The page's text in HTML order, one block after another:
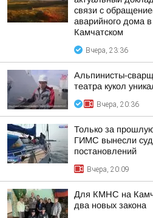
связи с
аварийного дома
Камчатском
Вчера, 23:36
Альпинисты-
театра кукол
Вчера, 20:36
Только за
ГИМС вынесли
постановлений
Вчера, 20:09
Для КМНС на
два новых закона